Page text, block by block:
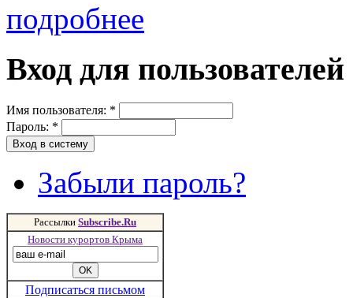
подробнее
Вход для пользователей
Имя пользователя: *
Пароль: *
Забыли пароль?
Рассылки Subscribe.Ru
Новости курортов Крыма
Подписаться письмом